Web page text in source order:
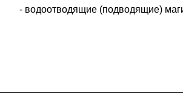
- водоотводящие (подводящие)